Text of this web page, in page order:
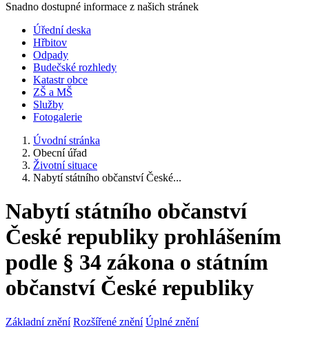
Snadno dostupné informace z našich stránek
Úřední deska
Hřbitov
Odpady
Budečské rozhledy
Katastr obce
ZŠ a MŠ
Služby
Fotogalerie
Úvodní stránka
Obecní úřad
Životní situace
Nabytí státního občanství České...
Nabytí státního občanství
České republiky prohlášením
podle § 34 zákona o státním
občanství České republiky
Základní znění Rozšířené znění Úplné znění